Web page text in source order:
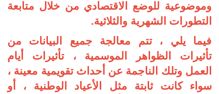
وموضوعية للوضع الاقتصادي من خلال متابعة
التطورات الشهرية والثلاثية.
فيما يلي ، تتم معالجة جميع البيانات من
تأثيرات الظواهر الموسمية ، تأثيرات أيام
العمل وتلك الناجمة عن أحداث تقويمية معينة ،
سواء كانت ثابتة مثل الأعياد الوطنية ، أو